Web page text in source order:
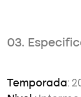
03.
Temporada: